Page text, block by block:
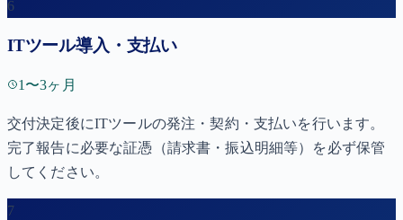
6
ITツール導入・支払い
1〜3ヶ月
交付決定後にITツールの発注・契約・支払いを行います。
完了報告に必要な証憑（請求書・振込明細等）を必ず保管
してください。
7